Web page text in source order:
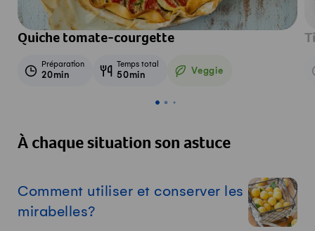
Quiche tomate-courgette
Préparation
20min
Temps total
50min Veggie
Veggie
À chaque situation son astuce
Comment utiliser et conserver les
mirabelles?